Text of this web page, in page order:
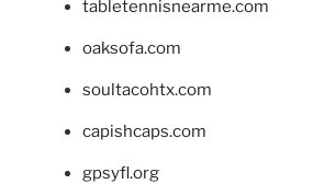
tabletennisnearme.com
oaksofa.com
soultacohtx.com
capishcaps.com
gpsyfl.org